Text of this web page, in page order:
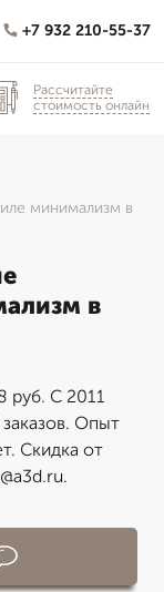
+7 932 210-55-37
Рассчитайте
стоимость онлайн
минимализм в
в
руб. С 2011
Опыт
Скидка от